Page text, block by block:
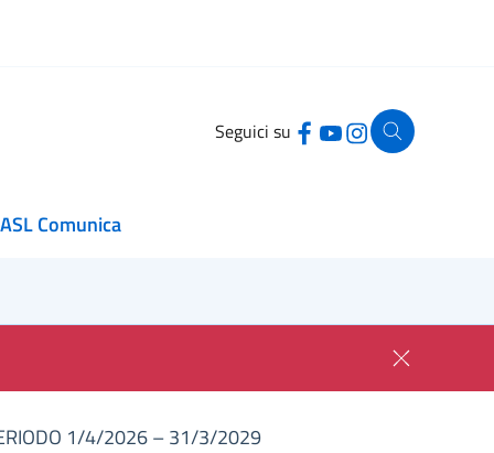
Seguici su
ASL Comunica
1/4/2026 – 31/3/2029